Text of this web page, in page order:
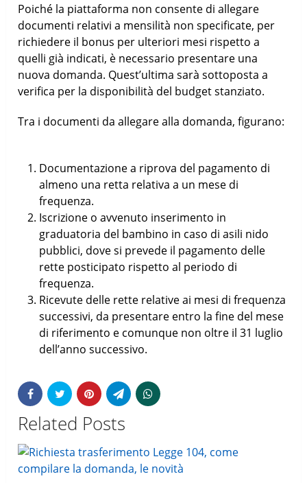
Poiché la piattaforma non consente di allegare
documenti relativi a mensilità non specificate, per
richiedere il bonus per ulteriori mesi rispetto a
quelli già indicati, è necessario presentare una
nuova domanda. Quest’ultima sarà sottoposta a
verifica per la disponibilità del budget stanziato.
Tra i documenti da allegare alla domanda, figurano:
Documentazione a riprova del pagamento di
almeno una retta relativa a un mese di
frequenza.
Iscrizione o avvenuto inserimento in
graduatoria del bambino in caso di asili nido
pubblici, dove si prevede il pagamento delle
rette posticipato rispetto al periodo di
frequenza.
Ricevute delle rette relative ai mesi di frequenza
successivi, da presentare entro la fine del mese
di riferimento e comunque non oltre il 31 luglio
dell’anno successivo.
Related Posts